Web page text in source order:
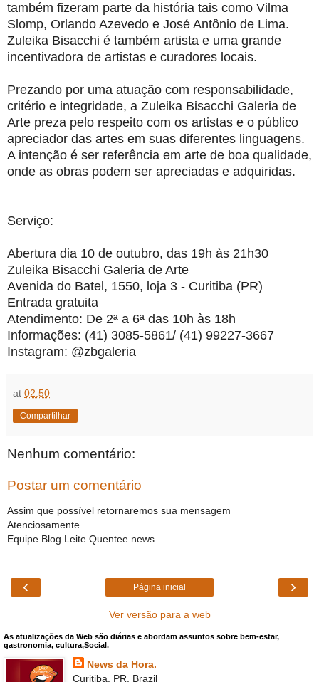
também fizeram parte da história tais como Vilma
Slomp, Orlando Azevedo e José Antônio de Lima.
Zuleika Bisacchi é também artista e uma grande
incentivadora de artistas e curadores locais.
Prezando por uma atuação com responsabilidade,
critério e integridade, a Zuleika Bisacchi Galeria de
Arte preza pelo respeito com os artistas e o público
apreciador das artes em suas diferentes linguagens.
A intenção é ser referência em arte de boa qualidade,
onde as obras podem ser apreciadas e adquiridas.
Serviço:
Abertura dia 10 de outubro, das 19h às 21h30
Zuleika Bisacchi Galeria de Arte
Avenida do Batel, 1550, loja 3 - Curitiba (PR)
Entrada gratuita
Atendimento: De 2ª a 6ª das 10h às 18h
Informações: (41) 3085-5861/ (41) 99227-3667
Instagram: @zbgaleria
at 02:50
Compartilhar
Nenhum comentário:
Postar um comentário
Assim que possível retornaremos sua mensagem
Atenciosamente
Equipe Blog Leite Quentee news
‹ ›
Página inicial
Ver versão para a web
As atualizações da Web são diárias e abordam assuntos sobre bem-estar,
gastronomia, cultura,Social.
News da Hora.
Curitiba, PR, Brazil